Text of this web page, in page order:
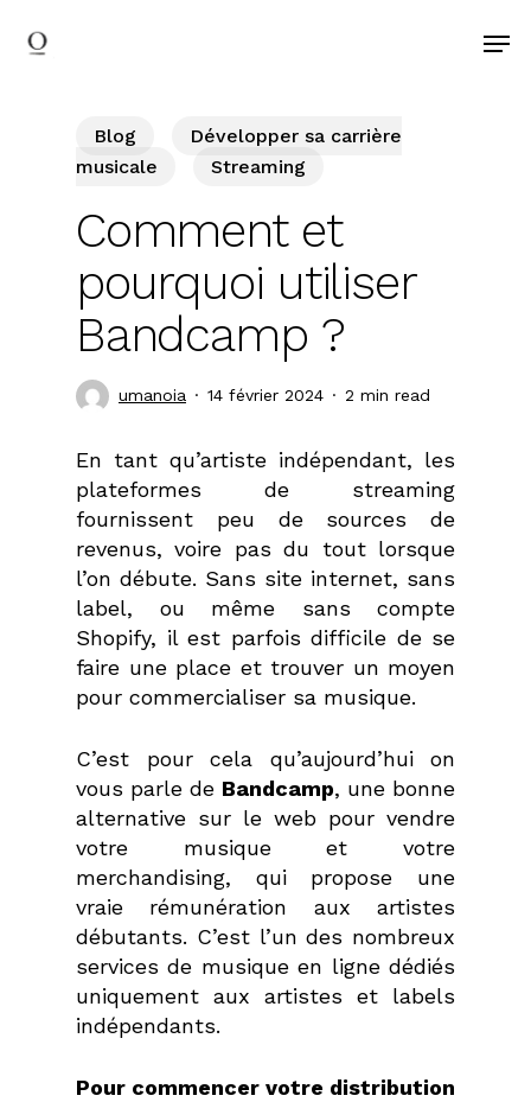
Blog
Développer sa carrière
musicale
Streaming
Comment et
pourquoi utiliser
Bandcamp ?
umanoia 14 février 2024 2 min read
En tant qu’artiste indépendant, les
plateformes de streaming
fournissent peu de sources de
revenus, voire pas du tout lorsque
l’on débute. Sans site internet, sans
label, ou même sans compte
Shopify, il est parfois difficile de se
faire une place et trouver un moyen
pour commercialiser sa musique.
C’est pour cela qu’aujourd’hui on
vous parle de Bandcamp, une bonne
alternative sur le web pour vendre
votre musique et votre
merchandising, qui propose une
vraie rémunération aux artistes
débutants. C’est l’un des nombreux
services de musique en ligne dédiés
uniquement aux artistes et labels
indépendants.
Pour commencer votre distribution